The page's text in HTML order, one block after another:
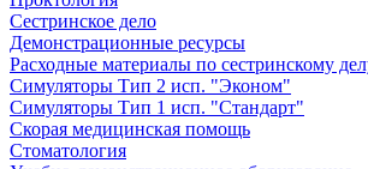
Сестринское дело
Демонстрационные ресурсы
Расходные материалы по сестринскому
Симуляторы Тип 2 исп. "Эконом"
Симуляторы Тип 1 исп. "Стандарт"
Скорая медицинская помощь
Стоматология